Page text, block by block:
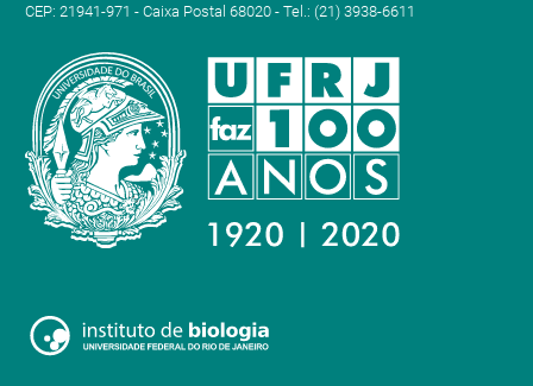
CEP: 21941-971 - Caixa Postal 68020 - Tel.: (21) 3938-6611